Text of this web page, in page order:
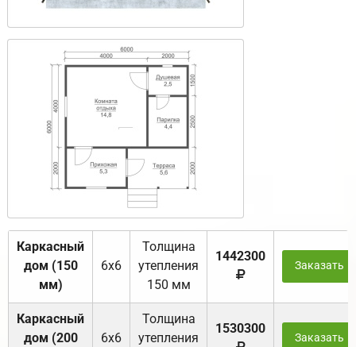
Каркасный
дом (150
мм)
6х6
Толщина
утепления
150 мм
1442300
Заказать
Каркасный
дом (200
6х6
Толщина
утепления
1530300
Заказать